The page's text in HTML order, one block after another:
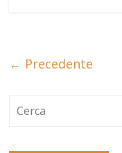
← Precedente